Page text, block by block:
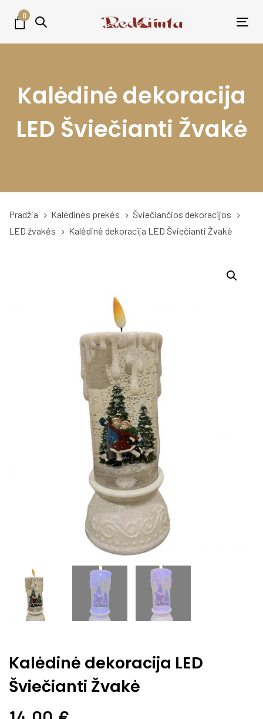
links
content
0
Kalėdinė dekoracija
LED Šviečianti Žvakė
Pradžia Kalėdinės prekės
Šviečiančios dekoracijos
LED žvakės
Kalėdinė dekoracija LED Šviečianti Žvakė
Kalėdinė dekoracija LED
Šviečianti Žvakė